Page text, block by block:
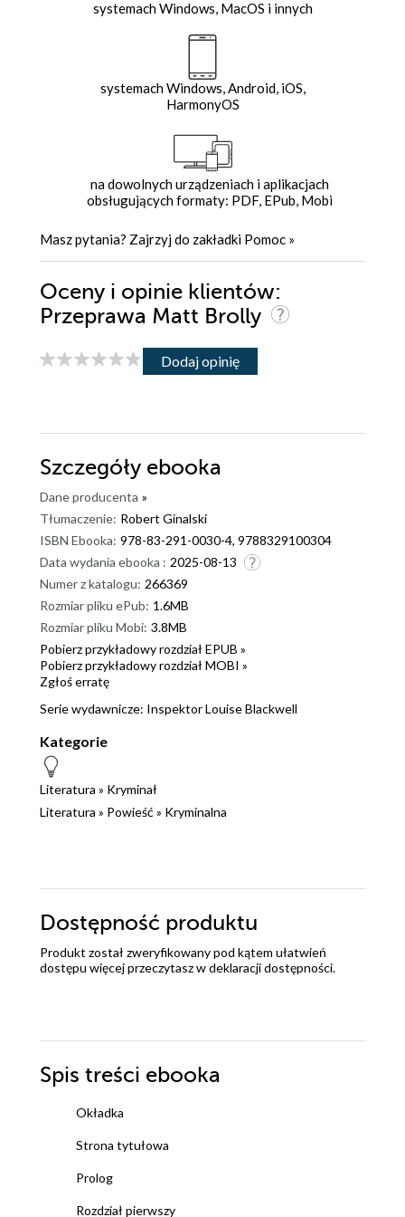
systemach Windows, MacOS i innych
systemach Windows, Android, iOS,
HarmonyOS
na dowolnych urządzeniach i aplikacjach
obsługujących formaty: PDF, EPub, Mobi
Masz pytania? Zajrzyj do zakładki Pomoc »
Oceny i opinie klientów:
Przeprawa Matt Brolly
Dodaj opinię
Szczegóły ebooka
Dane producenta »
Tłumaczenie: Robert Ginalski
ISBN Ebooka: 978-83-291-0030-4, 9788329100304
Data wydania ebooka : 2025-08-13
Numer z katalogu: 266369
Rozmiar pliku ePub: 1.6MB
Rozmiar pliku Mobi: 3.8MB
Pobierz przykładowy rozdział EPUB »
Pobierz przykładowy rozdział MOBI »
Zgłoś erratę
Serie wydawnicze: Inspektor Louise Blackwell
Kategorie
Literatura » Kryminał
Literatura » Powieść » Kryminalna
Dostępność produktu
Produkt został zweryfikowany pod kątem ułatwień
dostępu więcej przeczytasz wdeklaracji dostępności.
Spis treści ebooka
Okładka
Strona tytułowa
Prolog
Rozdział pierwszy